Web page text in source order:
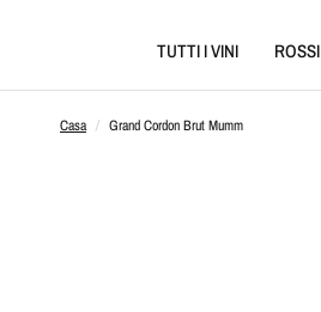
TUTTI I VINI ROSSI
Casa / Grand Cordon Brut Mumm